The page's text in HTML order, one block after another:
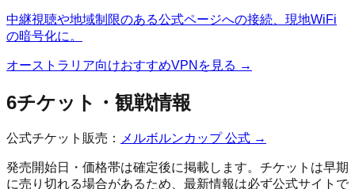
中継視聴や地域制限のある公式ページへの接続、現地WiFi
の暗号化に。
オーストラリア向けおすすめVPNを見る →
6チケット・観戦情報
公式チケット販売： メルボルンカップ公式 →
発売開始日・価格帯は確定後に掲載します。チケットは早期
に売り切れる場合があるため、最新情報は必ず公式サイトで